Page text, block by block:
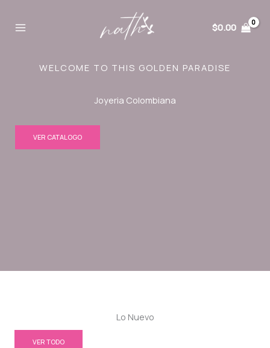
$0.00
WELCOME TO THIS GOLDEN PARADISE
Joyeria Colombiana
VER CATALOGO
Lo Nuevo
VER TODO